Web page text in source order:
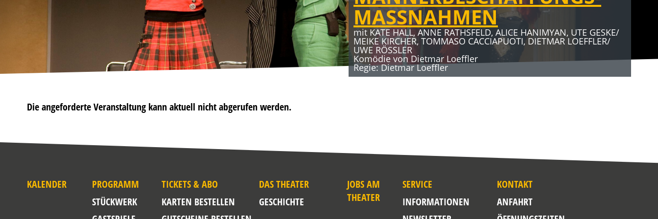
MASSNAHMEN
mit KATE HALL, ANNE RATHSFELD, ALICE HANIMYAN, UTE GESKE/
MEIKE KIRCHER, TOMMASO CACCIAPUOTI, DIETMAR LOEFFLER/
UWE RÖSSLER
Komödie von Dietmar Loeffler
Regie: Dietmar Loeffler
27.11.2026 – 10.01.2027
ERBE GUT-ALLES GUT
mit HUGO EGON BALDER, RENÉ HEINERSDORFF u. a.
Komödie von René Heinersdorff
Die angeforderte Veranstaltung kann aktuell nicht abgerufen werden.
KALENDER
PROGRAMM
STÜCKWERK
TICKETS & ABO
KARTEN BESTELLEN
DAS THEATER
GESCHICHTE
JOBS AM
THEATER
SERVICE
INFORMATIONEN
KONTAKT
ANFAHRT